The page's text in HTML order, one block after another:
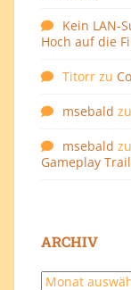
Kein LAN-
Hoch auf die
Titorr zu
msebald zu
msebald zu
Gameplay
ARCHIV
Archiv